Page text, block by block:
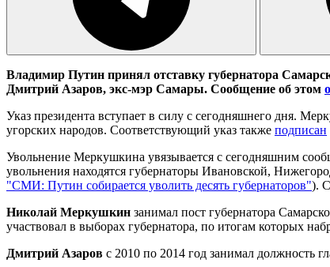
Владимир Путин принял отставку губернатора
Дмитрий Азаров, экс-мэр Самары. Сообщение об этом
Указ президента вступает в силу с сегодняшнего дня.
угорских народов. Соответствующий указ также подписан
Увольнение Меркушкина увязывается с сегодняшним
увольнения находятся губернаторы Ивановской,
"СМИ: Путин собирается уволить десять губернаторов").
Николай Меркушкин занимал пост губернатора
участвовал в выборах губернатора, по итогам которых
Дмитрий Азаров с 2010 по 2014 год занимал должность